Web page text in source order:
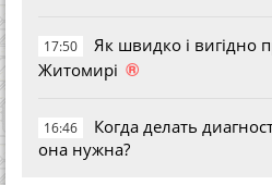
17:50
Як швидко і вигідно
Житомирі ®
16:46
Когда делать
она нужна?